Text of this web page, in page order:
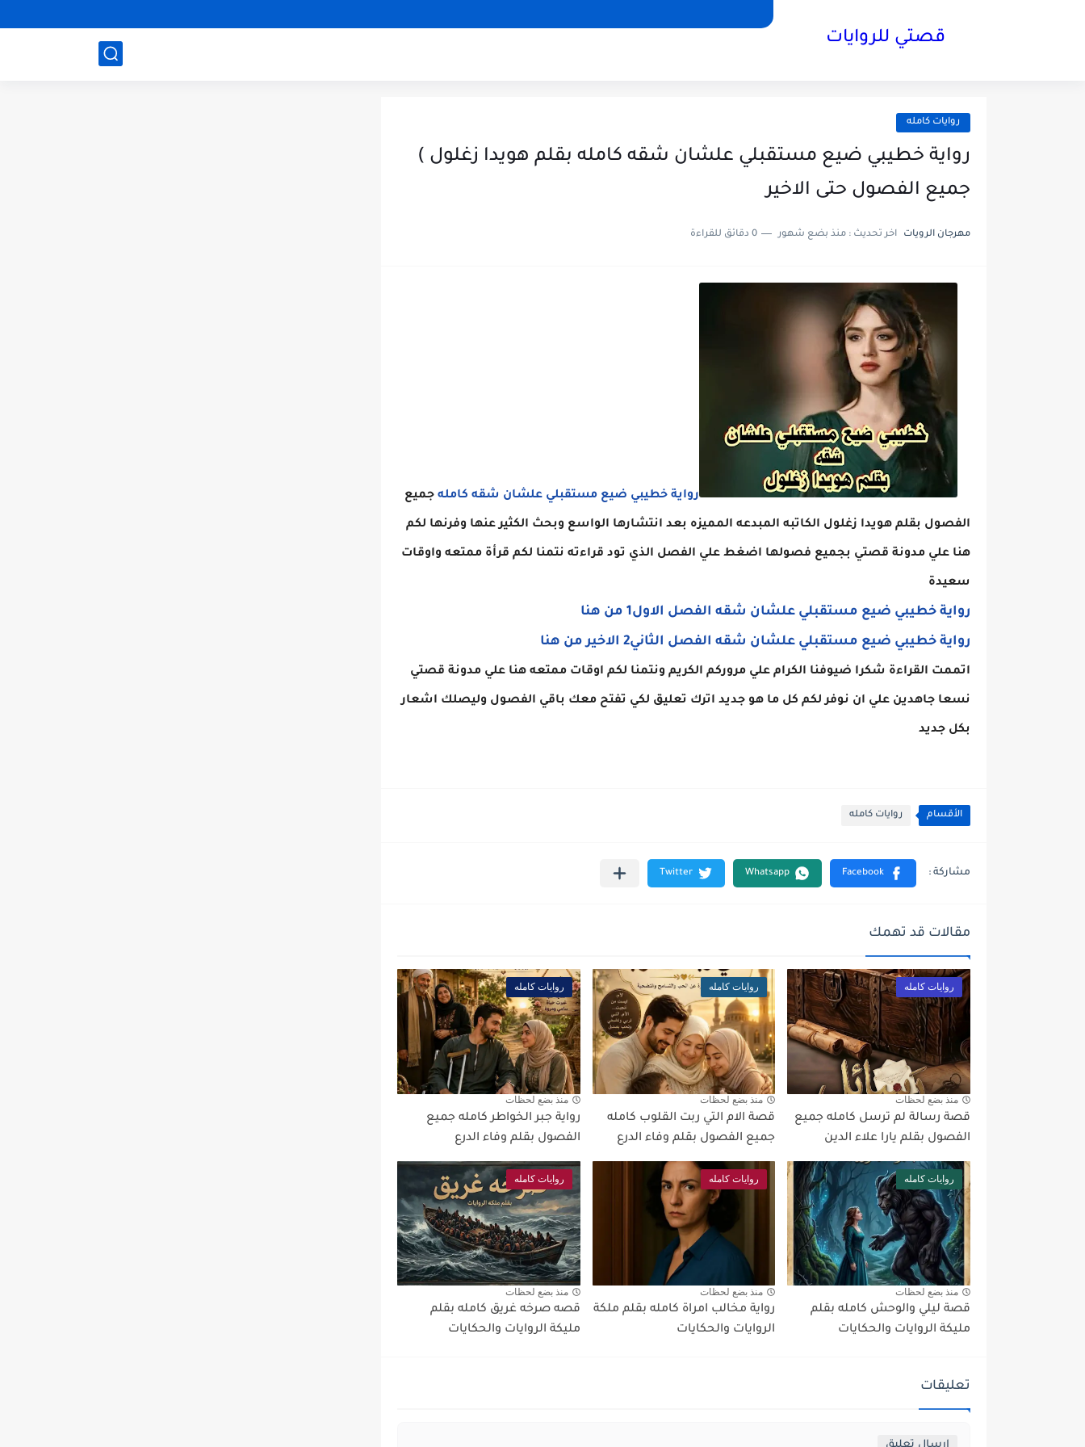
قصتي للروايات
روايات كامله
رواية خطيبي ضيع مستقبلي علشان شقه كامله بقلم هويدا زغلول )
جميع الفصول حتى الاخير
مهرجان الرويات اخر تحديث : منذ بضع شهور 0 دقائق للقراءة
رواية خطيبي ضيع مستقبلي علشان شقه كامله جميع
الفصول بقلم هويدا زغلول الكاتبه المبدعه المميزه بعد انتشارها الواسع وبحث الكثير عنها وفرنها لكم
هنا علي مدونة قصتي بجميع فصولها اضغط علي الفصل الذي تود قراءته نتمنا لكم قرأة ممتعه واوقات
سعيدة
رواية خطيبي ضيع مستقبلي علشان شقه الفصل الاول1 من هنا
رواية خطيبي ضيع مستقبلي علشان شقه الفصل الثاني2 الاخير من هنا
اتممت القراءة شكرا ضيوفنا الكرام علي مروركم الكريم ونتمنا لكم اوقات ممتعه هنا علي مدونة قصتي
نسعا جاهدين علي ان نوفر لكم كل ما هو جديد اترك تعليق لكي تفتح معك باقي الفصول وليصلك اشعار
بكل جديد
الأقسام روايات كامله
مقالات قد تهمك
روايات كامله
منذ بضع لحظات
قصة رسالة لم ترسل كامله جميع
الفصول بقلم يارا علاء الدين
روايات كامله
منذ بضع لحظات
قصة الام التي ربت القلوب كامله
جميع الفصول بقلم وفاء الدرع
روايات كامله
منذ بضع لحظات
رواية جبر الخواطر كامله جميع
الفصول بقلم وفاء الدرع
روايات كامله
منذ بضع لحظات
قصة ليلي والوحش كامله بقلم
مليكة الروايات والحكايات
روايات كامله
منذ بضع لحظات
رواية مخالب امراة كامله بقلم ملكة
الروايات والحكايات
روايات كامله
منذ بضع لحظات
قصه صرخه غريق كامله بقلم
مليكة الروايات والحكايات
تعليقات